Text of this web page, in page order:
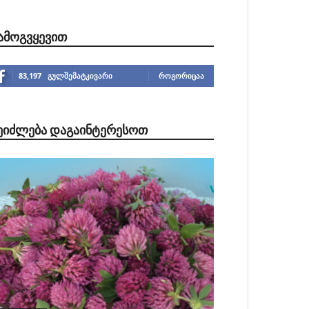
83,197 გულშემატკივარი ᲠᲝᲒᲝᲠᲘᲪᲐᲐ
ᲓᲐᲒᲐᲘᲜᲢᲔᲠᲔᲡᲝᲗ